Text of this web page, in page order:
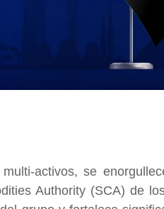
activos, se
Authority (SCA) de